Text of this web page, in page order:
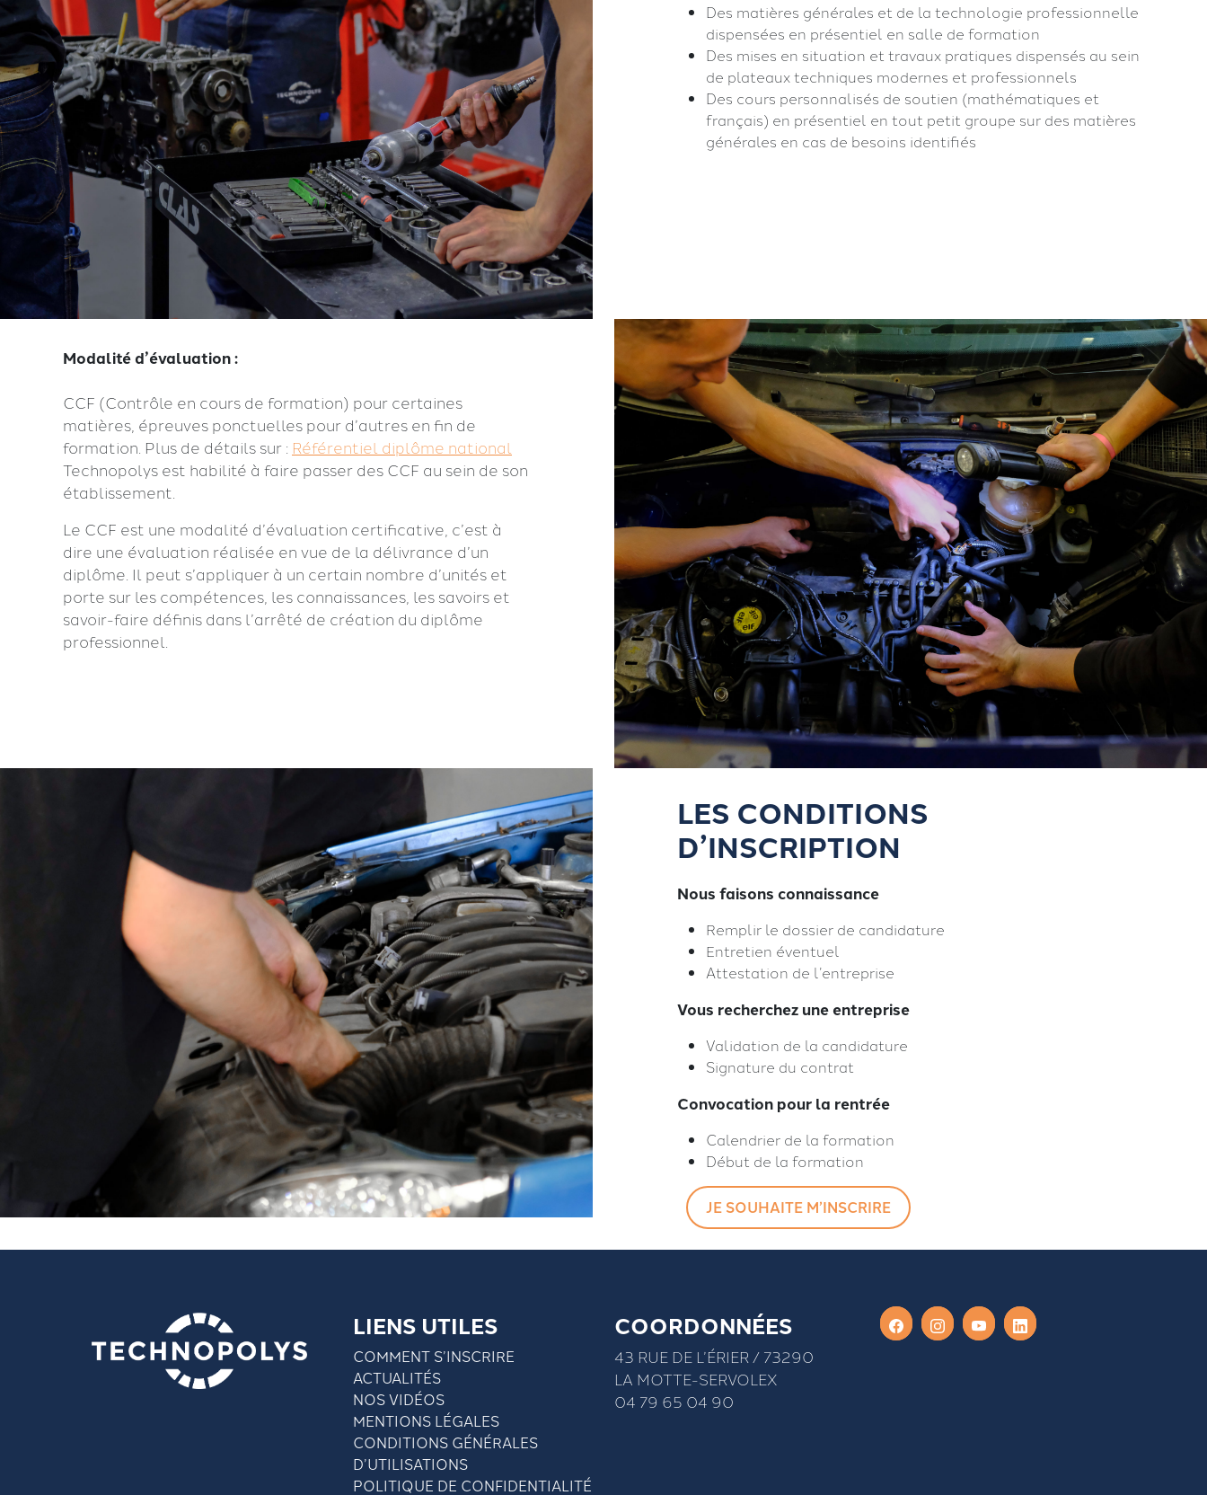
Des matières générales et de la technologie professionnelle
dispensées en présentiel en salle de formation
Des mises en situation et travaux pratiques dispensés au sein
de plateaux techniques modernes et professionnels
Des cours personnalisés de soutien (mathématiques et
français) en présentiel en tout petit groupe sur des matières
générales en cas de besoins identifiés
Modalité d’évaluation :
CCF (Contrôle en cours de formation) pour certaines
matières, épreuves ponctuelles pour d’autres en fin de
formation. Plus de détails sur : Référentiel diplôme national
Technopolys est habilité à faire passer des CCF au sein de son
établissement.
Le CCF est une modalité d’évaluation certificative, c’est à
dire une évaluation réalisée en vue de la délivrance d’un
diplôme. Il peut s’appliquer à un certain nombre d’unités et
porte sur les compétences, les connaissances, les savoirs et
savoir-faire définis dans l’arrêté de création du diplôme
professionnel.
LES CONDITIONS
D’INSCRIPTION
Nous faisons connaissance
Remplir le dossier de candidature
Entretien éventuel
Attestation de l’entreprise
Vous recherchez une entreprise
Validation de la candidature
Signature du contrat
Convocation pour la rentrée
Calendrier de la formation
Début de la formation
JE SOUHAITE M’INSCRIRE
LIENS UTILES
COMMENT S’INSCRIRE
ACTUALITÉS
NOS VIDÉOS
MENTIONS LÉGALES
CONDITIONS GÉNÉRALES
D’UTILISATIONS
POLITIQUE DE CONFIDENTIALITÉ
COORDONNÉES
43 RUE DE L’ÉRIER / 73290
LA MOTTE-SERVOLEX
04 79 65 04 90